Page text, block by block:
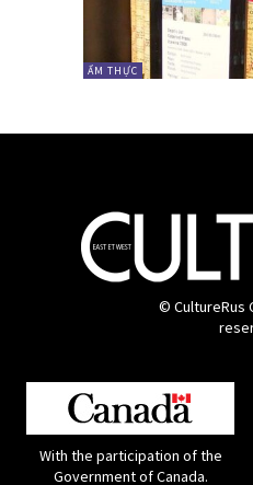
ẨM THỰC
© CultureRus
With the participation of the
Government of Canada.